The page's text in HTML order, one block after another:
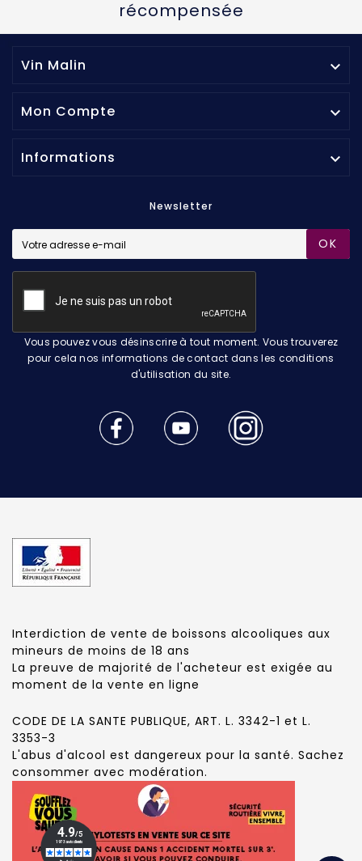
récompensée
Vin Malin 
Mon Compte 
Informations 
Newsletter
OK
Vous pouvez vous désinscrire à tout moment. Vous trouverez
pour cela nos informations de contact dans les conditions
d'utilisation du site.
Interdiction de vente de boissons alcooliques aux
mineurs de moins de 18 ans
La preuve de majorité de l'acheteur est exigée au
moment de la vente en ligne
CODE DE LA SANTE PUBLIQUE, ART. L. 3342-1 et L.
3353-3
L'abus d'alcool est dangereux pour la santé. Sachez
consommer avec modération.